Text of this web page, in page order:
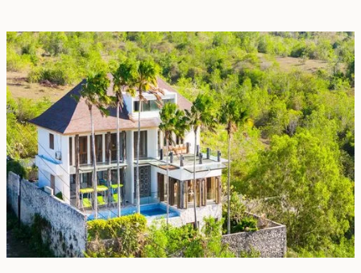
Rp 20000000000